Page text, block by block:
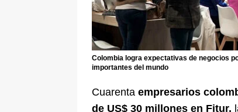
Colombia logra expectativas de negocios
importantes del mundo
Cuarenta empresarios
de US$ 30 millones en Fitur,